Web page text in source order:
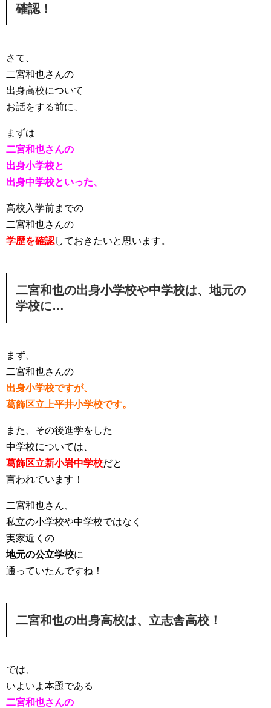
確認！
さて、
二宮和也さんの
出身高校について
お話をする前に、
まずは
二宮和也さんの
出身小学校と
出身中学校といった、
高校入学前までの
二宮和也さんの
学歴を確認しておきたいと思います。
二宮和也の出身小学校や中学校は、地元の
学校に…
まず、
二宮和也さんの
出身小学校ですが、
葛飾区立上平井小学校です。
また、その後進学をした
中学校については、
葛飾区立新小岩中学校だと
言われています！
二宮和也さん、
私立の小学校や中学校ではなく
実家近くの
地元の公立学校に
通っていたんですね！
二宮和也の出身高校は、立志舎高校！
では、
いよいよ本題である
二宮和也さんの